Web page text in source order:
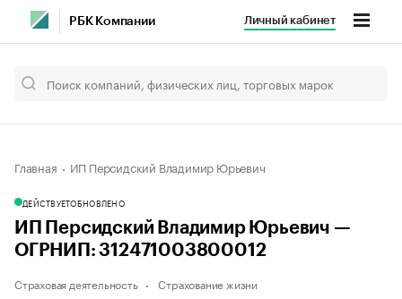
РБК Компании Личный кабинет
Главная ИП Персидский Владимир Юрьевич
ДЕЙСТВУЕТОБНОВЛЕНО
ИП Персидский Владимир Юрьевич —
ОГРНИП: 312471003800012
Страховая деятельность Страхование жизни